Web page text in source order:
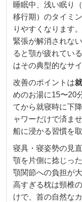
睡眠中、浅い眠り
移行期）のタイミ
りやすくなります
緊張が解消されな
ると顎が疲れてい
はその典型的なサイ
改善のポイントは
めのお湯に15〜20
てから就寝時に下
ャワーだけで済ま
船に浸かる習慣を
寝具・寝姿勢の見
顎を片側に捻じっ
顎関節への負担が
高すぎる枕は頸椎
けで、首の自然な